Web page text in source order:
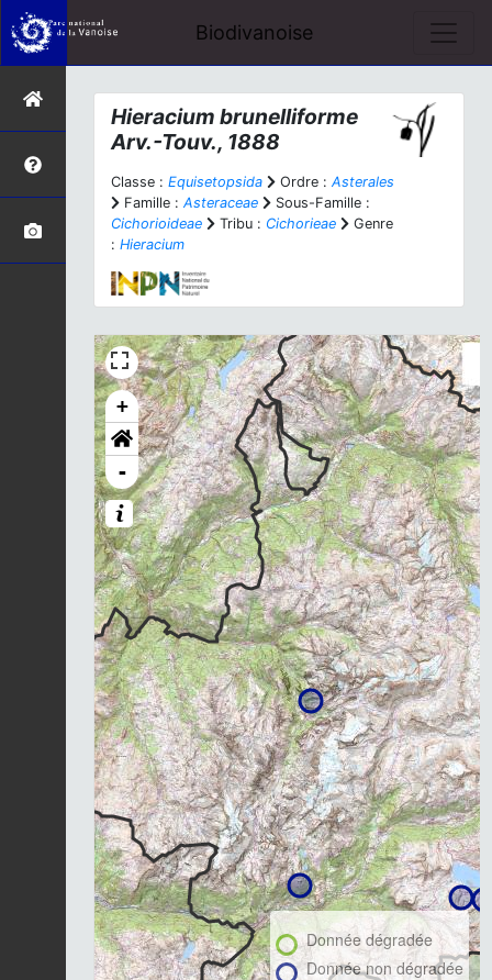
Biodivanoise
Hieracium brunelliforme
Arv.-Touv., 1888
Classe : Equisetopsida Ordre : Asterales
Famille : Asteraceae
Sous-Famille :
Cichorioideae
Tribu : Cichorieae
Genre
: Hieracium
+
-
Donnée dégradée
Donnée non dégradée